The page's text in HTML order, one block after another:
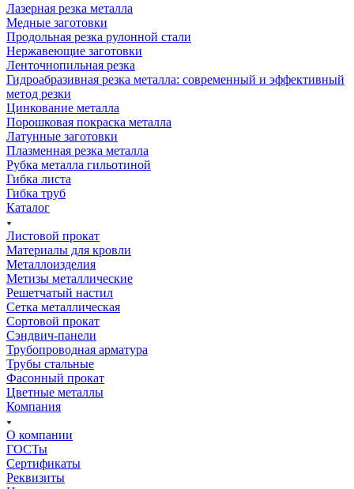
Лазерная резка металла
Медные заготовки
Продольная резка рулонной стали
Нержавеющие заготовки
Ленточнопильная резка
Гидроабразивная резка металла: современный и эффективный
метод резки
Цинкование металла
Порошковая покраска металла
Латунные заготовки
Плазменная резка металла
Рубка металла гильотиной
Гибка листа
Гибка труб
Каталог
Листовой прокат
Материалы для кровли
Металлоизделия
Метизы металлические
Решетчатый настил
Сетка металлическая
Сортовой прокат
Сэндвич-панели
Трубопроводная арматура
Трубы стальные
Фасонный прокат
Цветные металлы
Компания
О компании
ГОСТы
Сертификаты
Реквизиты